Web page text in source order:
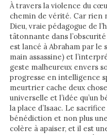
À travers la violence du
chemin de vérité. Car rien
Dieu, vraie pédagogue de
tâtonnante dans
est lancé à Abraham par le
main assassine) et
geste malheureux envers
progresse en intelligence
meurtrier cache deux
universelle et l’idée qu’un
la place d’Isaac. Le
bénédiction et non plus
colère à apaiser, et il est